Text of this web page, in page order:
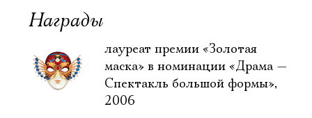
Награды
лауреат премии «Золотая
маска» в номинации «Драма —
Спектакль большой формы»,
2006